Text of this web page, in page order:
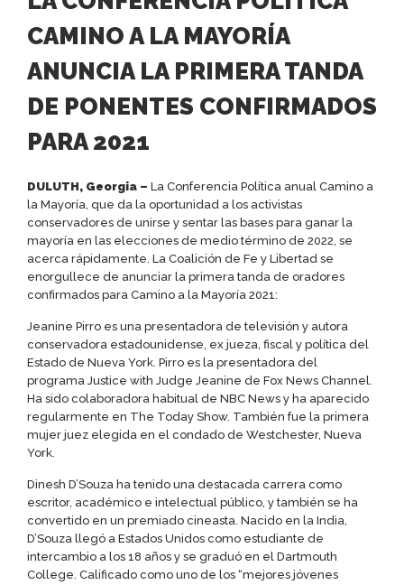
CAMINO A LA MAYORÍA
ANUNCIA LA PRIMERA TANDA
DE PONENTES CONFIRMADOS
PARA 2021
DULUTH, Georgia – La Conferencia Política anual Camino a
la Mayoría, que da la oportunidad a los activistas
conservadores de unirse y sentar las bases para ganar la
mayoría en las elecciones de medio término de 2022, se
acerca rápidamente. La Coalición de Fe y Libertad se
enorgullece de anunciar la primera tanda de oradores
confirmados para Camino a la Mayoría 2021:
Jeanine Pirro es una presentadora de televisión y autora
conservadora estadounidense, ex jueza, fiscal y política del
Estado de Nueva York. Pirro es la presentadora del
programa Justice with Judge Jeanine de Fox News Channel.
Ha sido colaboradora habitual de NBC News y ha aparecido
regularmente en The Today Show. También fue la primera
mujer juez elegida en el condado de Westchester, Nueva
York.
Dinesh D’Souza ha tenido una destacada carrera como
escritor, académico e intelectual público, y también se ha
convertido en un premiado cineasta. Nacido en la India,
D’Souza llegó a Estados Unidos como estudiante de
intercambio a los 18 años y se graduó en el Dartmouth
College. Calificado como uno de los “mejores jóvenes